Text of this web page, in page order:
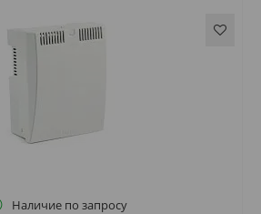
Наличие по запросу